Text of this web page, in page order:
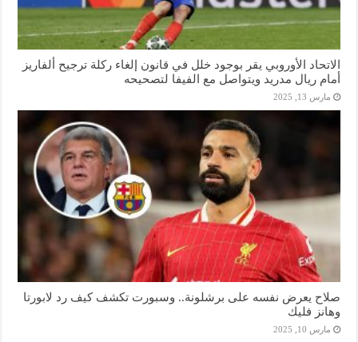
الاتحاد الأوروبي يقر بوجود خلل في قانون إلغاء ركلة ترجيح ألفاريز
أمام ريال مدريد ويتواصل مع الفيفا لتصحيحه
مارس 13, 2025
صلاح يعرض نفسه على برشلونة.. وسبورت تكشف كيف رد لابورتا
وهانز فليك
مارس 10, 2025